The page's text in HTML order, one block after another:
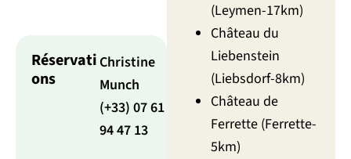
Réservati
ons
Christine
Munch
(+33) 07 61
94 47 13
(Leymen-17km)
Château du
Liebenstein
(Liebsdorf-8km)
Château de
Ferrette (Ferrette-
5km)